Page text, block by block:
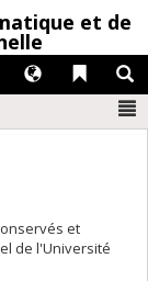
et de
Liens
Langues
et
de l'Université